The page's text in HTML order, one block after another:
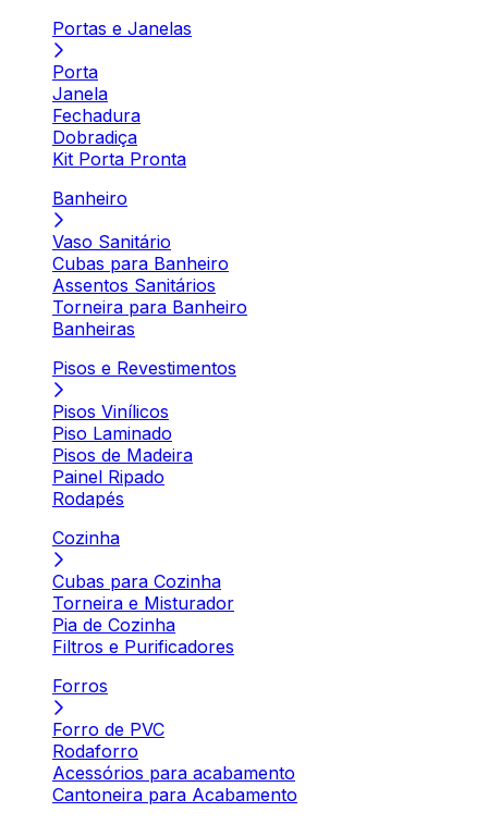
Portas e Janelas
Porta
Janela
Fechadura
Dobradiça
Kit Porta Pronta
Banheiro
Vaso Sanitário
Cubas para Banheiro
Assentos Sanitários
Torneira para Banheiro
Banheiras
Pisos e Revestimentos
Pisos Vinílicos
Piso Laminado
Pisos de Madeira
Painel Ripado
Rodapés
Cozinha
Cubas para Cozinha
Torneira e Misturador
Pia de Cozinha
Filtros e Purificadores
Forros
Forro de PVC
Rodaforro
Acessórios para acabamento
Cantoneira para Acabamento